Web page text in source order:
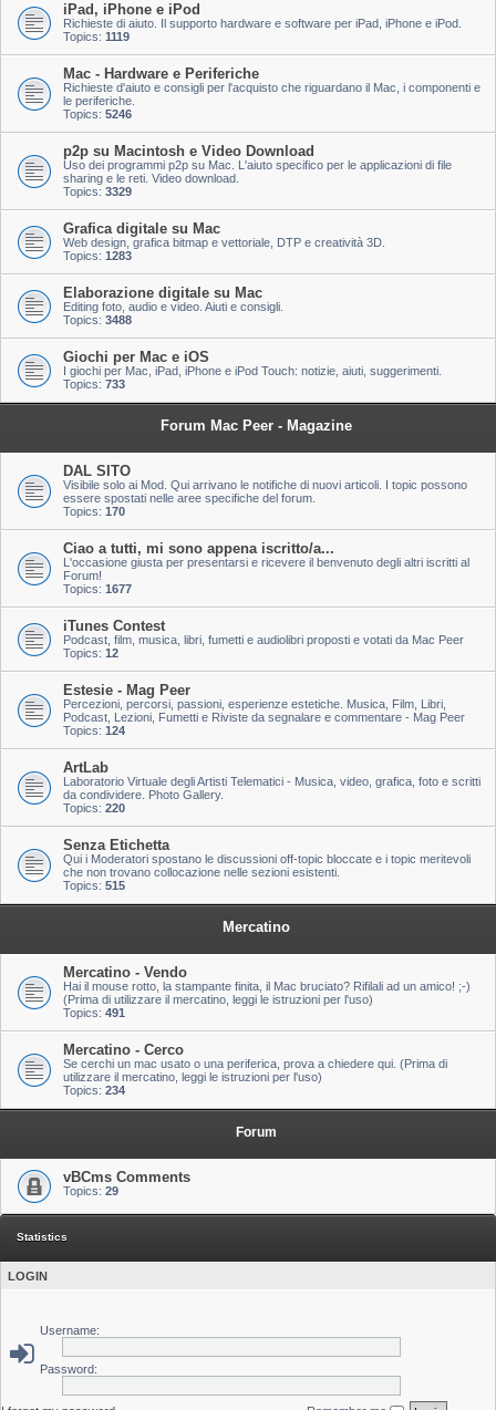
iPad, iPhone e iPod
Richieste di aiuto. Il supporto hardware e software per iPad, iPhone e iPod.
Topics: 1119
Mac - Hardware e Periferiche
Richieste d'aiuto e consigli per l'acquisto che riguardano il Mac, i componenti e
le periferiche.
Topics: 5246
p2p su Macintosh e Video Download
Uso dei programmi p2p su Mac. L'aiuto specifico per le applicazioni di file
sharing e le reti. Video download.
Topics: 3329
Grafica digitale su Mac
Web design, grafica bitmap e vettoriale, DTP e creatività 3D.
Topics: 1283
Elaborazione digitale su Mac
Editing foto, audio e video. Aiuti e consigli.
Topics: 3488
Giochi per Mac e iOS
I giochi per Mac, iPad, iPhone e iPod Touch: notizie, aiuti, suggerimenti.
Topics: 733
Forum Mac Peer - Magazine
DAL SITO
Visibile solo ai Mod. Qui arrivano le notifiche di nuovi articoli. I topic possono
essere spostati nelle aree specifiche del forum.
Topics: 170
Ciao a tutti, mi sono appena iscritto/a...
L'occasione giusta per presentarsi e ricevere il benvenuto degli altri iscritti al
Forum!
Topics: 1677
iTunes Contest
Podcast, film, musica, libri, fumetti e audiolibri proposti e votati da Mac Peer
Topics: 12
Estesie - Mag Peer
Percezioni, percorsi, passioni, esperienze estetiche. Musica, Film, Libri,
Podcast, Lezioni, Fumetti e Riviste da segnalare e commentare - Mag Peer
Topics: 124
ArtLab
Laboratorio Virtuale degli Artisti Telematici - Musica, video, grafica, foto e scritti
da condividere. Photo Gallery.
Topics: 220
Senza Etichetta
Qui i Moderatori spostano le discussioni off-topic bloccate e i topic meritevoli
che non trovano collocazione nelle sezioni esistenti.
Topics: 515
Mercatino
Mercatino - Vendo
Hai il mouse rotto, la stampante finita, il Mac bruciato? Rifilali ad un amico! ;-)
(Prima di utilizzare il mercatino, leggi le istruzioni per l'uso)
Topics: 491
Mercatino - Cerco
Se cerchi un mac usato o una periferica, prova a chiedere qui. (Prima di
utilizzare il mercatino, leggi le istruzioni per l'uso)
Topics: 234
Forum
vBCms Comments
Topics: 29
Statistics
LOGIN
Username:
Password: